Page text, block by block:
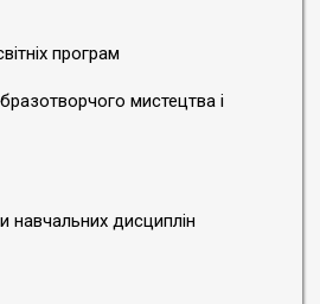
програм
мистецтва і
навчальних дисциплін